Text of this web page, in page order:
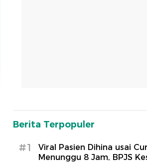
Berita Terpopuler
#1
Viral Pasien Dihina usai
Menunggu 8 Jam, BPJS